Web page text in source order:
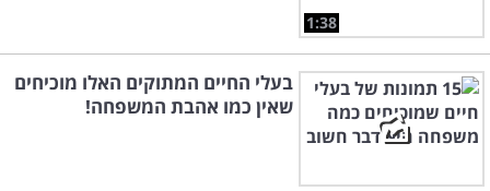
1:38
בעלי החיים המתוקים האלו מוכיחים
שאין כמו אהבת המשפחה!